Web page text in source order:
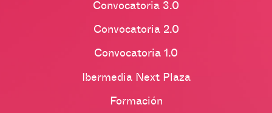
Convocatoria 3.0
Convocatoria 2.0
Convocatoria 1.0
Ibermedia Next Plaza
Formación